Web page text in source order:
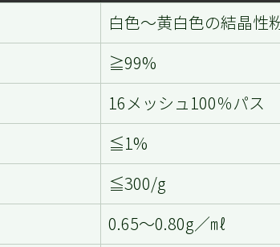
白色～黄白色の結晶性
≧99%
16メッシュ100％パス
≦1%
≦300/g
0.65～0.80g／㎖